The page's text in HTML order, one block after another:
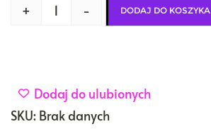
+ - DODAJ DO KOSZYKA
Dodaj do ulubionych
SKU: Brak danych